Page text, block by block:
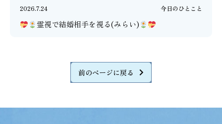
2026.7.24 今日のひとこと
霊視で結婚相手を視る(みらい)
前のページに戻る